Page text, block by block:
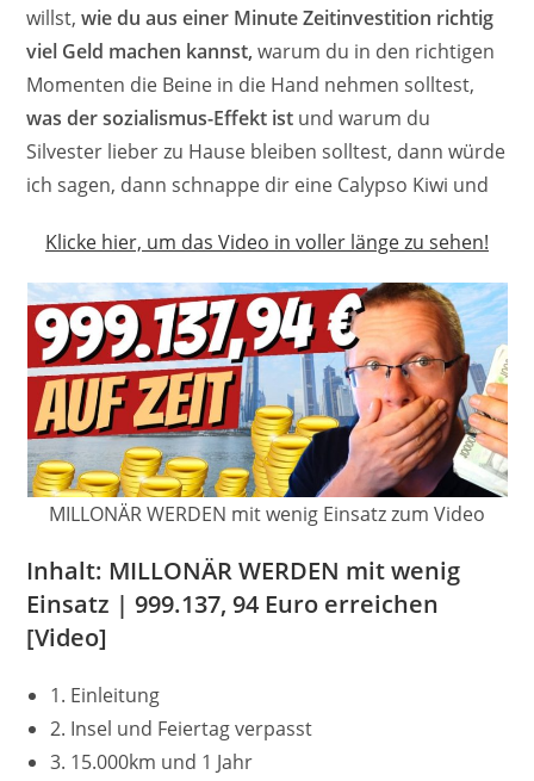
willst,wie du aus einer Minute Zeitinvestition richtig
viel Geld machen kannst, warum du in den richtigen
Momenten die Beine in die Hand nehmen solltest,
was der sozialismus-Effekt ist und warum du
Silvester lieber zu Hause bleiben solltest, dann würde
ich sagen, dann schnappe dir eine Calypso Kiwi und
Klicke hier, um das Video in voller länge zu sehen!
MILLONÄR WERDEN mit wenig Einsatz zum Video
Inhalt: MILLONÄR WERDEN mit wenig
Einsatz | 999.137, 94 Euro erreichen
[Video]
1. Einleitung
2. Insel und Feiertag verpasst
3. 15.000km und 1 Jahr